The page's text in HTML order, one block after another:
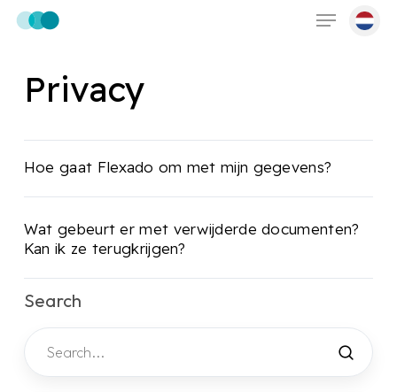
Skip
content
Menu
Privacy
Hoe gaat Flexado om met mijn gegevens?
Wat gebeurt er met verwijderde documenten?
Kan ik ze terugkrijgen?
Search